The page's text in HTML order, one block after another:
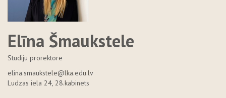
Elīna Šmaukstele
Studiju prorektore
elina.smaukstele@lka.edu.lv
Ludzas iela 24, 28.kabinets